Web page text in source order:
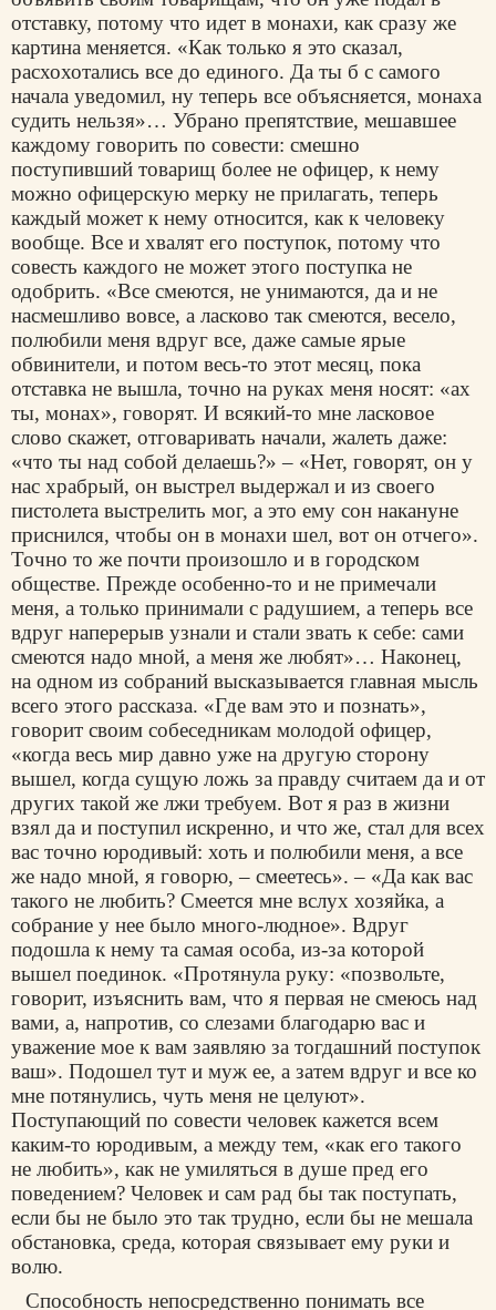
отставку, потому что идет в монахи, как сразу же
картина меняется. «Как только я это сказал,
расхохотались все до единого. Да ты б с самого
начала уведомил, ну теперь все объясняется, монаха
судить нельзя»… Убрано препятствие, мешавшее
каждому говорить по совести: смешно
поступивший товарищ более не офицер, к нему
можно офицерскую мерку не прилагать, теперь
каждый может к нему относится, как к человеку
вообще. Все и хвалят его поступок, потому что
совесть каждого не может этого поступка не
одобрить. «Все смеются, не унимаются, да и не
насмешливо вовсе, а ласково так смеются, весело,
полюбили меня вдруг все, даже самые ярые
обвинители, и потом весь-то этот месяц, пока
отставка не вышла, точно на руках меня носят: «ах
ты, монах», говорят. И всякий-то мне ласковое
слово скажет, отговаривать начали, жалеть даже:
«что ты над собой делаешь?» – «Нет, говорят, он у
нас храбрый, он выстрел выдержал и из своего
пистолета выстрелить мог, а это ему сон накануне
приснился, чтобы он в монахи шел, вот он отчего».
Точно то же почти произошло и в городском
обществе. Прежде особенно-то и не примечали
меня, а только принимали с радушием, а теперь все
вдруг наперерыв узнали и стали звать к себе: сами
смеются надо мной, а меня же любят»… Наконец,
на одном из собраний высказывается главная мысль
всего этого рассказа. «Где вам это и познать»,
говорит своим собеседникам молодой офицер,
«когда весь мир давно уже на другую сторону
вышел, когда сущую ложь за правду считаем да и от
других такой же лжи требуем. Вот я раз в жизни
взял да и поступил искренно, и что же, стал для всех
вас точно юродивый: хоть и полюбили меня, а все
же надо мной, я говорю, – смеетесь». – «Да как вас
такого не любить? Смеется мне вслух хозяйка, а
собрание у нее было много-людное». Вдруг
подошла к нему та самая особа, из-за которой
вышел поединок. «Протянула руку: «позвольте,
говорит, изъяснить вам, что я первая не смеюсь над
вами, а, напротив, со слезами благодарю вас и
уважение мое к вам заявляю за тогдашний поступок
ваш». Подошел тут и муж ее, а затем вдруг и все ко
мне потянулись, чуть меня не целуют».
Поступающий по совести человек кажется всем
каким-то юродивым, а между тем, «как его такого
не любить», как не умиляться в душе пред его
поведением? Человек и сам рад бы так поступать,
если бы не было это так трудно, если бы не мешала
обстановка, среда, которая связывает ему руки и
волю.
Способность непосредственно понимать все